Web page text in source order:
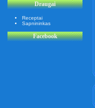
Draugai
Receptai
Sapnininkas
Facebook